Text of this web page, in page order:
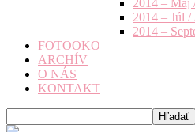
2014 – Júl /
2014 –
FOTOOKO
ARCHÍV
O NÁS
KONTAKT